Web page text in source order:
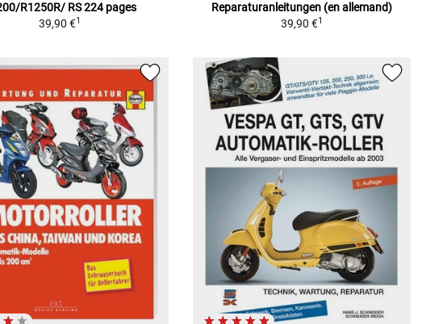
R1250R/ RS 224 pages
39,90 €1
Reparaturanleitungen (en allemand)
39,90 €1